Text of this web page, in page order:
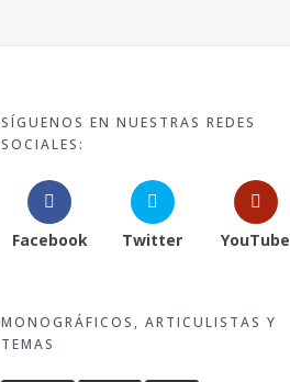
SÍGUENOS EN NUESTRAS REDES
SOCIALES:
Facebook Twitter YouTube
MONOGRÁFICOS, ARTICULISTAS Y
TEMAS